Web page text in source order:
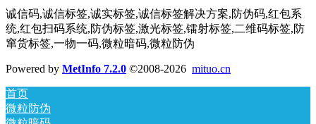
诚信码,诚信标签,诚实标签,诚信标签解决方案,防伪码,红包系
统,红包扫码系统,防伪标签,激光标签,镭射标签,二维码标签,防
窜货标签,一物一码,微粒暗码,微粒防伪
Powered by MetInfo 7.2.0 ©2008-2026 mituo.cn
首页
微粒防伪